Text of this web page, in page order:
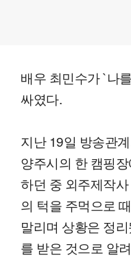
배우 최민수가 `나
싸였다.
지난 19일 방송관
양주시의 한 캠핑
하던 중 외주제작
의 턱을 주먹으로
말리며 상황은 정
를 받은 것으로 알